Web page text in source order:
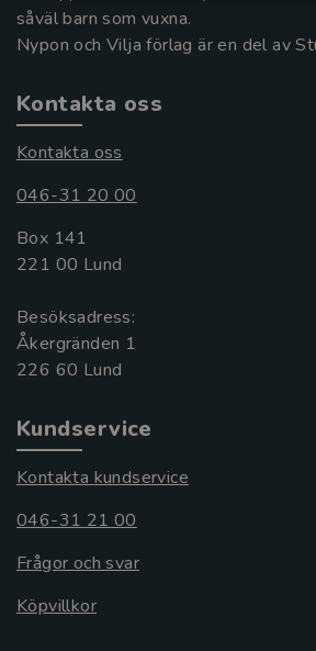
såväl barn som vuxna.
Nypon och Vilja förlag är en del av
Kontakta oss
Kontakta oss
046-31 20 00
Box 141
221 00 Lund
Besöksadress:
Åkergränden 1
Kundservice
Kontakta kundservice
046-31 21 00
Frågor och svar
Köpvillkor